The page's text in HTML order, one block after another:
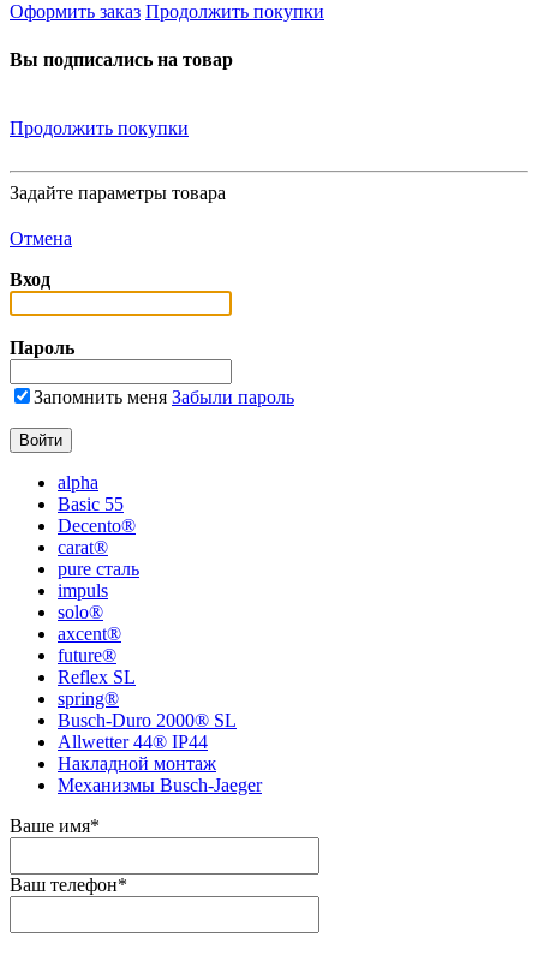
Оформить заказ Продолжить покупки
Вы подписались на товар
Продолжить покупки
Задайте параметры товара
Отмена
Вход
Пароль
Запомнить меня Забыли пароль
alpha
Basic 55
Decento®
carat®
pure сталь
impuls
solo®
axcent®
future®
Reflex SL
spring®
Busch-Duro 2000® SL
Allwetter 44® IP44
Накладной монтаж
Механизмы Busch-Jaeger
Ваше имя*
Ваш телефон*